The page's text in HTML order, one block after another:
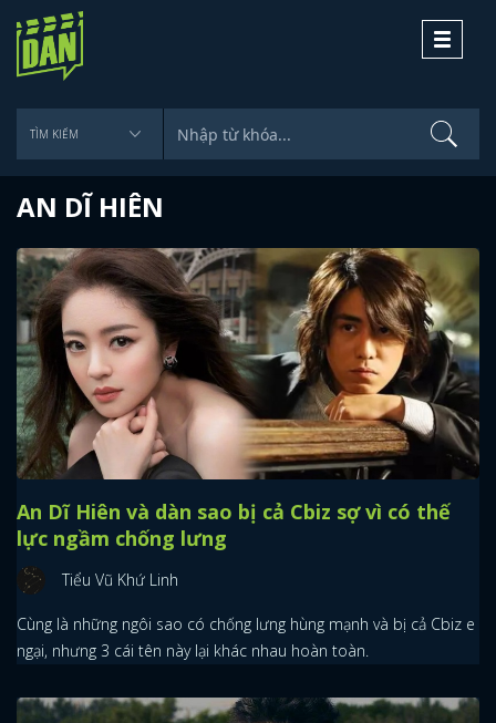
Toggle
AN DĨ HIÊN
An Dĩ Hiên và dàn sao bị cả Cbiz sợ vì có thế
lực ngầm chống lưng
Tiểu Vũ Khứ Linh
Cùng là những ngôi sao có chống lưng hùng mạnh và bị cả Cbiz e
ngại, nhưng 3 cái tên này lại khác nhau hoàn toàn.